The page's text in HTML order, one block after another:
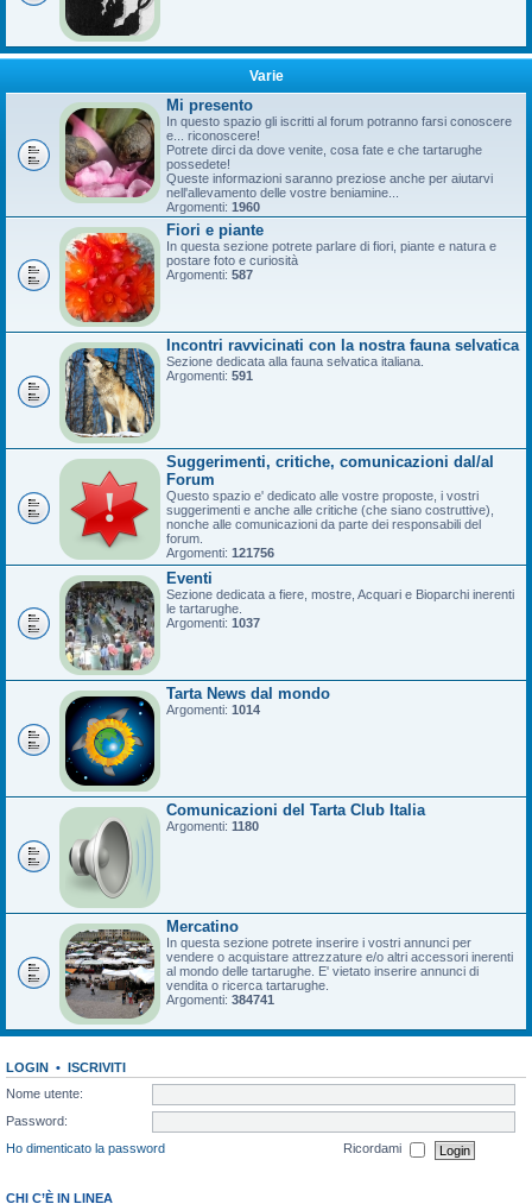
Varie
Mi presento
In questo spazio gli iscritti al forum potranno farsi conoscere
e... riconoscere!
Potrete dirci da dove venite, cosa fate e che tartarughe
possedete!
Queste informazioni saranno preziose anche per aiutarvi
nell'allevamento delle vostre beniamine...
Argomenti: 1960
Fiori e piante
In questa sezione potrete parlare di fiori, piante e natura e
postare foto e curiosità
Argomenti: 587
Incontri ravvicinati con la nostra fauna selvatica
Sezione dedicata alla fauna selvatica italiana.
Argomenti: 591
Suggerimenti, critiche, comunicazioni dal/al
Forum
Questo spazio e' dedicato alle vostre proposte, i vostri
suggerimenti e anche alle critiche (che siano costruttive),
nonche alle comunicazioni da parte dei responsabili del
forum.
Argomenti: 121756
Eventi
Sezione dedicata a fiere, mostre, Acquari e Bioparchi inerenti
le tartarughe.
Argomenti: 1037
Tarta News dal mondo
Argomenti: 1014
Comunicazioni del Tarta Club Italia
Argomenti: 1180
Mercatino
In questa sezione potrete inserire i vostri annunci per
vendere o acquistare attrezzature e/o altri accessori inerenti
al mondo delle tartarughe. E' vietato inserire annunci di
vendita o ricerca tartarughe.
Argomenti: 384741
LOGIN • ISCRIVITI
Nome utente:
Password:
Ho dimenticato la password
Ricordami
CHI C’È IN LINEA